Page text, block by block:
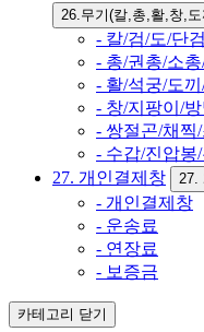
26.무기(칼,총,활,창,
- 칼/검/도/단
- 총/권총/소
- 활/석궁/도
- 창/지팡이/
- 쌍절곤/채찍
- 수갑/진압봉
27. 개인결제창
27.
- 개인결제창
- 운송료
- 연장료
- 보증금
카테고리 닫기